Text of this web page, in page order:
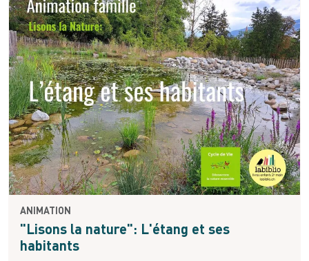
ANIMATION
"Lisons la nature": L'étang et ses
habitants